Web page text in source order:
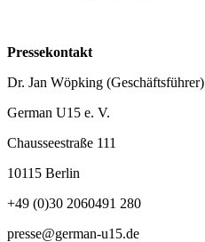
Pressekontakt
Dr. Jan Wöpking (Geschäftsführer)
German U15 e. V.
Chausseestraße 111
10115 Berlin
+49 (0)30 2060491 280
presse@german-u15.de